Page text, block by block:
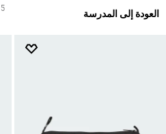
العودة إلى المدرسة
5 Colours